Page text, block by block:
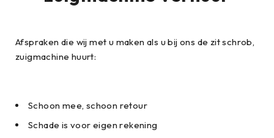
Afspraken die wij met u maken als u bij ons de zit schrob,
zuigmachine huurt:
Schoon mee, schoon retour
Schade is voor eigen rekening